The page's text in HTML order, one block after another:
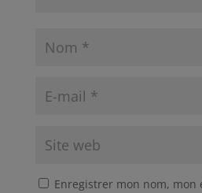
Enregistrer mon nom, mon